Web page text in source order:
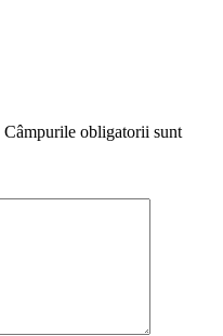
Câmpurile obligatorii sunt